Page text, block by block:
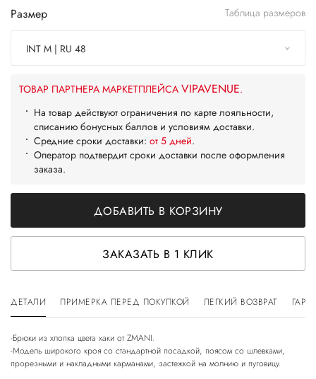
Размер Таблица размеров
INT M | RU 48
ТОВАР ПАРТНЕРА МАРКЕТПЛЕЙСА VIPAVENUE.
На товар действуют ограничения по карте лояльности,
списанию бонусных баллов и условиям доставки.
Средние сроки доставки: от 5 дней.
Оператор подтвердит сроки доставки после оформления
заказа.
ДОБАВИТЬ В КОРЗИНУ
ЗАКАЗАТЬ В 1 КЛИК
ДЕТАЛИ ПРИМЕРКА ПЕРЕД ПОКУПКОЙ ЛЕГКИЙ ВОЗВРАТ
-Брюки из хлопка цвета хаки от ZMANI.
-Модель широкого кроя со стандартной посадкой, поясом со шлевками,